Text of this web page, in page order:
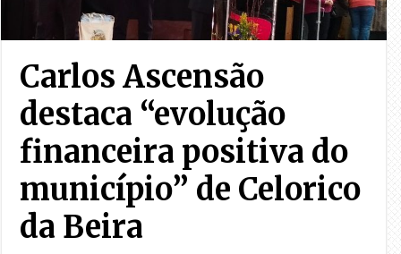
Carlos Ascensão
destaca “evolução
financeira positiva do
município” de Celorico
da Beira